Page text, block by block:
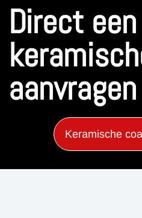
Direct een
aanvragen
Keramische